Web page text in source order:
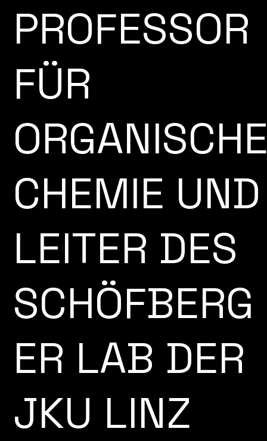
PROFESSOR
FÜR
CHEMIE UND
LEITER DES
SCHÖFBERG
ER LAB DER
JKU LINZ